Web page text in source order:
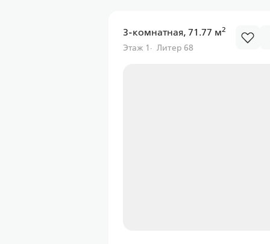
3-комнатная, 71.77 м2
Этаж 1 Литер 68